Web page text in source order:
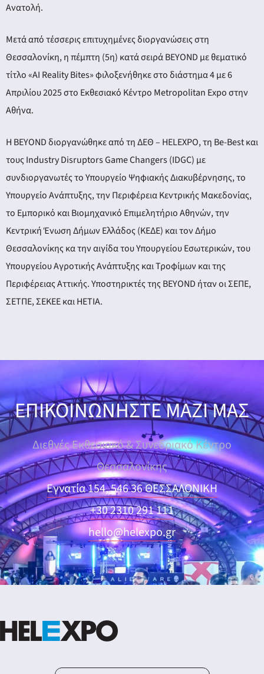
Ανατολή.
Μετά από τέσσερις επιτυχημένες διοργανώσεις στη
Θεσσαλονίκη, η πέμπτη (5η) κατά σειρά BEYOND με θεματικό
τίτλο «ΑΙ Reality Bites» φιλοξενήθηκε στο διάστημα 4 με 6
Απριλίου 2025 στο Εκθεσιακό Κέντρο Metropolitan Expo στην
Αθήνα.
H BEYOND διοργανώθηκε από τη ΔΕΘ – HELEXPO, τη Be-Best και
τους Industry Disruptors Game Changers (IDGC) με
συνδιοργανωτές το Υπουργείο Ψηφιακής Διακυβέρνησης, το
Υπουργείο Ανάπτυξης, την Περιφέρεια Κεντρικής Μακεδονίας,
το Εμπορικό και Βιομηχανικό Επιμελητήριο Αθηνών, την
Κεντρική Ένωση Δήμων Ελλάδος (ΚΕΔΕ) και τον Δήμο
Θεσσαλονίκης κα την αιγίδα του Υπουργείου Εσωτερικών, του
Υπουργείου Αγροτικής Ανάπτυξης και Τροφίμων και της
Περιφέρειας Αττικής. Υποστηρικτές της BEYOND ήταν οι ΣΕΠΕ,
ΣΕΤΠΕ, ΣΕΚΕΕ και ΗΕΤΙΑ.
ΕΠΙΚΟΙΝΩΝΗΣΤΕ ΜΑΖΙ ΜΑΣ
Διεθνές Εκθεσιακό & Συνεδριακό Κέντρο
Θεσσαλονίκης
Εγνατία 154, 546 36 ΘΕΣΣΑΛΟΝΙΚΗ
+30 2310 291 111
hello@helexpo.gr